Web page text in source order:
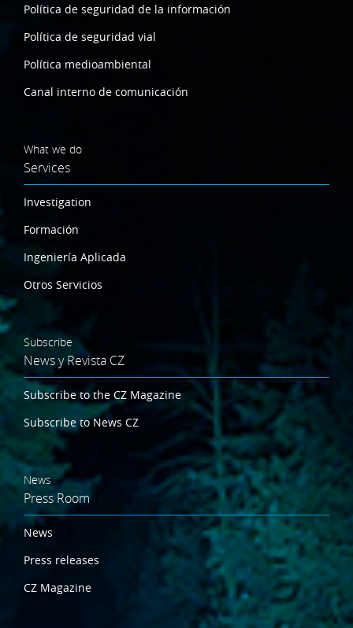
Política de seguridad de la información
Política de seguridad vial
Política medioambiental
Canal interno de comunicación
What we do
Services
Investigation
Formación
Ingeniería Aplicada
Otros Servicios
Subscribe
News y Revista CZ
Subscribe to the CZ Magazine
Subscribe to News CZ
News
Press Room
News
Press releases
CZ Magazine